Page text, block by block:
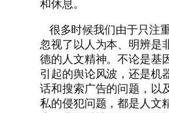
和休息。
很多时候我们由于只注
忽视了以人为本、明辨是
德的人文精神。不论是基
引起的舆论风波，还是机
话和搜索广告的问题，以
私的侵犯问题，都是人文